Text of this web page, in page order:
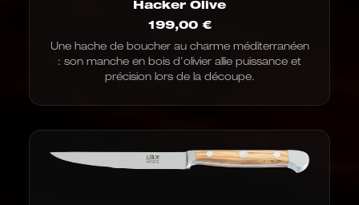
Hacker Olive
199,00 €
Une hache de boucher au charme méditerranéen
: son manche en bois d'olivier allie puissance et
précision lors de la découpe.